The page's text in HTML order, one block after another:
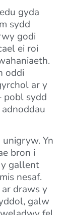
gyda
sydd
godi
ei roi
oddi
ar y
pobl sydd
Yn
bron i
gallent
nesaf.
draws y
galw